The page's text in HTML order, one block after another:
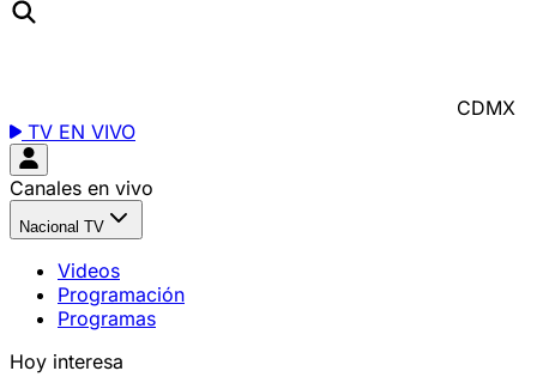
CDMX
TV EN VIVO
Canales en vivo
Nacional TV
Videos
Programación
Programas
Hoy interesa